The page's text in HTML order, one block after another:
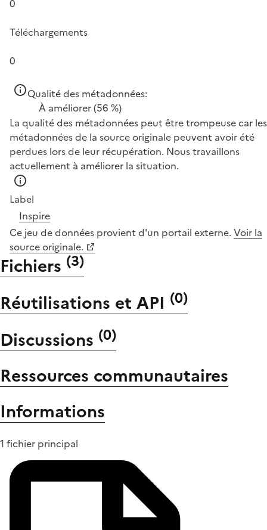
0
Téléchargements
0
Qualité des métadonnées:
À améliorer(56 %)
La qualité des métadonnées peut être trompeuse car les
métadonnées de la source originale peuvent avoir été
perdues lors de leur récupération. Nous travaillons
actuellement à améliorer la situation.
Label
Inspire
Ce jeu de données provient d'un portail externe. Voir la
source originale.
Fichiers (3)
Réutilisations et API (0)
Discussions (0)
Ressources communautaires
Informations
1 fichier principal